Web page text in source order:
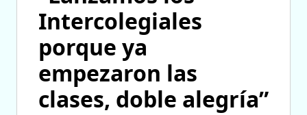
Intercolegiales
porque ya
empezaron las
clases, doble alegría”